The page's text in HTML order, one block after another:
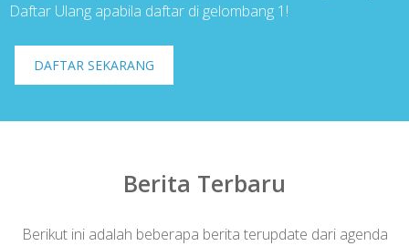
Daftar Ulang apabila daftar di gelombang 1!
DAFTAR SEKARANG
Berita Terbaru
Berikut ini adalah beberapa berita terupdate dari agenda